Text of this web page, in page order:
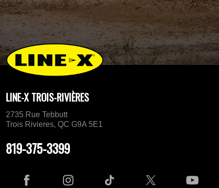
LINE-X TROIS-RIVIÈRES
2735 Rue Tebbutt
Trois Rivieres, QC G9A 5E1
819-375-3399